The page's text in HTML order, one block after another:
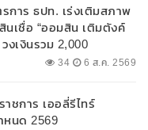
การ ธปท. เร่งเติมสภาพ
นเชื่อ “ออมสิน เติมตังค์
งเงินรวม 2,000
หมุนเวียนวงเงินกู้สูงสุด
34 6 ส.ค. 2569
ชการ เออลี่รีไทร์
นด 2569